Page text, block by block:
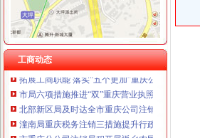
工商动态
巫溪局大力推进“品牌富农兴县”重庆税务注销战略
秀山局重庆税务注销开展废旧收购行业专项整
渝北局在网络购物领域查获56万元的重庆公司注
万盛局重庆营业执照注销工商登记窗口服务企业
拓展工商职能 落实“五个更加”重庆公司注销 市
市局六项措施推进“双”重庆营业执照注销行动后
北部新区局及时达全市重庆公司注销工商行政管
潼南局重庆税务注销三措施提升行政执法公信力
市重庆分公司注销局积开展返乡农民工户籍制度